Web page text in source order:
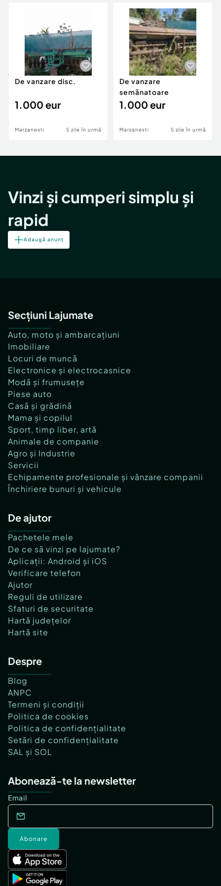
Animale de companie
Afaceri și echipamente profesionale
Inchiriere Bunuri si Vehicule
Piese auto si accesorii
Dacia Duster
De vanzare disc.
1.000 eur
Marzanesti 5 zile în urmă
De vanzare
semănatoare
1.000 eur
Marzanesti 5 zile în urmă
Vinzi și cumperi simplu și
rapid
Adaugă anunț
Secțiuni Lajumate
Auto, moto și ambarcațiuni
Imobiliare
Locuri de muncă
Electronice și electrocasnice
Modă și frumusețe
Piese auto
Casă și grădină
Mama și copilul
Sport, timp liber, artă
Animale de companie
Agro și Industrie
Servicii
Echipamente profesionale și vânzare companii
Închiriere bunuri și vehicule
De ajutor
Pachetele mele
De ce să vinzi pe lajumate?
Aplicații: Android și iOS
Verificare telefon
Ajutor
Reguli de utilizare
Sfaturi de securitate
Hartă județelor
Hartă site
Despre
Blog
ANPC
Termeni și condiții
Politica de cookies
Politica de confidențialitate
Setări de confidențialitate
SAL și SOL
Abonează-te la newsletter
Email
Abonare